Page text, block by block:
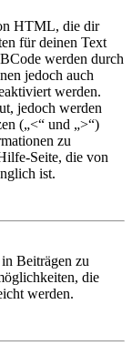
HTML, die dir
für deinen Text
werden durch
jedoch auch
werden.
jedoch werden
(„<“ und „>“)
zu
Seite, die von
ist.
Beiträgen zu
die
werden.